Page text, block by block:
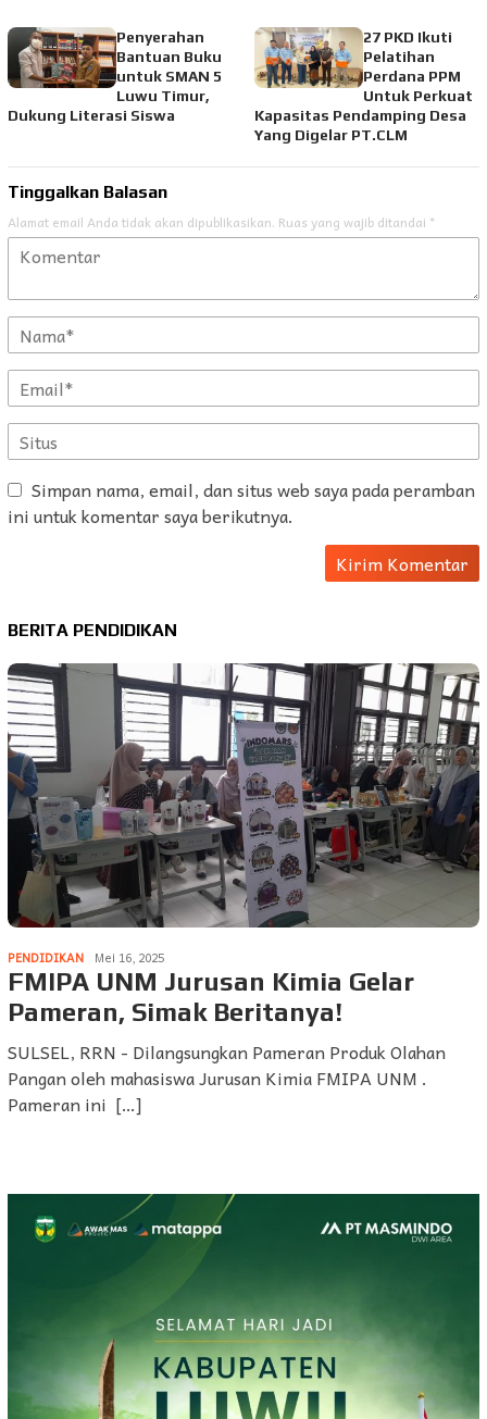
Penyerahan
Bantuan Buku
untuk SMAN 5
Luwu Timur,
Dukung Literasi Siswa
27 PKD Ikuti
Pelatihan
Perdana PPM
Untuk Perkuat
Kapasitas Pendamping Desa
Yang Digelar PT.CLM
Tinggalkan Balasan
Alamat email Anda tidak akan dipublikasikan. Ruas yang wajib ditandai *
Simpan nama, email, dan situs web saya pada peramban
ini untuk komentar saya berikutnya.
BERITA PENDIDIKAN
PENDIDIKAN Mei 16, 2025
FMIPA UNM Jurusan Kimia Gelar
Pameran, Simak Beritanya!
SULSEL, RRN - Dilangsungkan Pameran Produk Olahan
Pangan oleh mahasiswa Jurusan Kimia FMIPA UNM .
Pameran ini […]